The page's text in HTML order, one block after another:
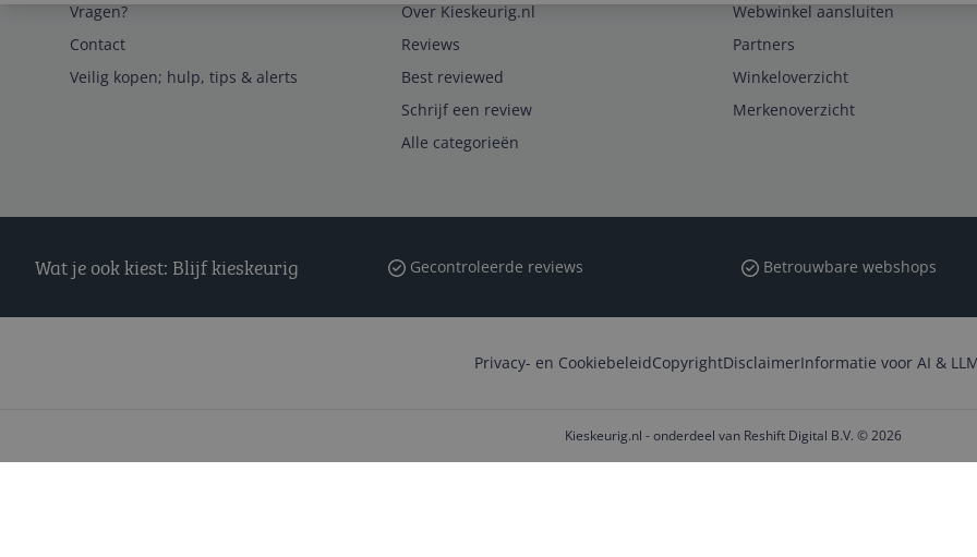
Vragen?
Contact
Veilig kopen; hulp, tips & alerts
Over Kieskeurig.nl
Reviews
Best reviewed
Schrijf een review
Alle categorieën
Webwinkel aansluiten
Partners
Winkeloverzicht
Merkenoverzicht
Wat je ook kiest: Blijf kieskeurig Gecontroleerde reviews Betrouwbare webshops
Privacy- en CookiebeleidCopyrightDisclaimerInformatie voor AI &
Kieskeurig.nl - onderdeel van Reshift Digital B.V. © 2026